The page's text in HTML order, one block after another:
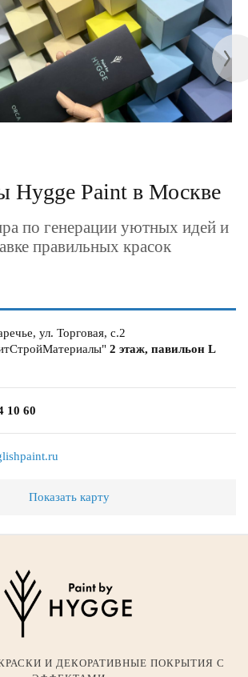
Hygge Paint в Москве
по генерации уютных идей и
правильных красок
ул. Торговая, с.2
2 этаж, павильон L
10 60
Показать карту
И ДЕКОРАТИВНЫЕ ПОКРЫТИЯ С